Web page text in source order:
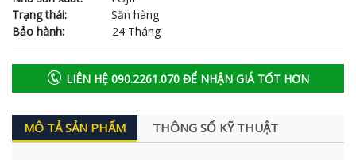
Trạng thái: Sẵn hàng
Bảo hành: 24 Tháng
LIÊN HỆ 090.2261.070 ĐỂ NHẬN GIÁ TỐT HƠN
MÔ TẢ SẢN PHẨM THÔNG SỐ KỸ THUẬT